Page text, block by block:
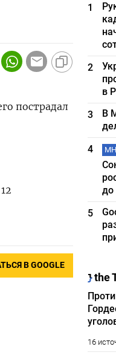
пострадал
В GOOGLE
1
2
в
3
В
4
до
5